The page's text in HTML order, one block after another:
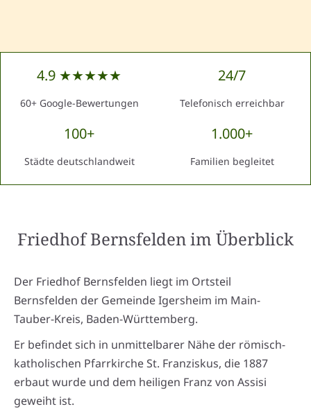
4.9 ★★★★★
60+ Google-Bewertungen
24/7
Telefonisch erreichbar
100+
Städte deutschlandweit
1.000+
Familien begleitet
Friedhof Bernsfeldenim Überblick
Der Friedhof Bernsfelden liegt im Ortsteil
Bernsfelden der Gemeinde Igersheim im Main-
Tauber-Kreis, Baden-Württemberg.
Er befindet sich in unmittelbarer Nähe der römisch-
katholischen Pfarrkirche St. Franziskus, die 1887
erbaut wurde und dem heiligen Franz von Assisi
geweiht ist.